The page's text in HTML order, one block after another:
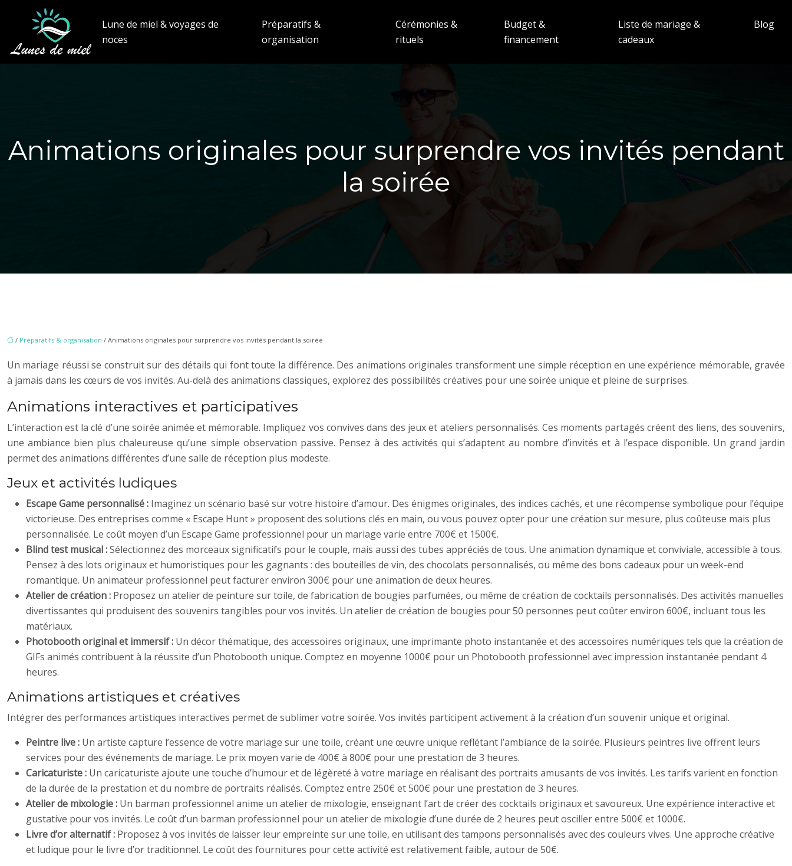
Lune de miel & voyages de
noces
Préparatifs &
organisation
Cérémonies &
rituels
Budget &
financement
Liste de mariage &
cadeaux
Blog
Animations originales pour surprendre vos invités pendant
la soirée
/ Préparatifs & organisation / Animations originales pour surprendre vos invités pendant la soirée
Un mariage réussi se construit sur des détails qui font toute la différence. Des animations originales transforment une simple réception en une expérience mémorable, gravée
à jamais dans les cœurs de vos invités. Au-delà des animations classiques, explorez des possibilités créatives pour une soirée unique et pleine de surprises.
Animations interactives et participatives
L’interaction est la clé d’une soirée animée et mémorable. Impliquez vos convives dans des jeux et ateliers personnalisés. Ces moments partagés créent des liens, des souvenirs,
une ambiance bien plus chaleureuse qu’une simple observation passive. Pensez à des activités qui s’adaptent au nombre d’invités et à l’espace disponible. Un grand jardin
permet des animations différentes d’une salle de réception plus modeste.
Jeux et activités ludiques
Escape Game personnalisé : Imaginez un scénario basé sur votre histoire d’amour. Des énigmes originales, des indices cachés, et une récompense symbolique pour l’équipe
victorieuse. Des entreprises comme « Escape Hunt » proposent des solutions clés en main, ou vous pouvez opter pour une création sur mesure, plus coûteuse mais plus
personnalisée. Le coût moyen d’un Escape Game professionnel pour un mariage varie entre 700€ et 1500€.
Blind test musical :Sélectionnez des morceaux significatifs pour le couple, mais aussi des tubes appréciés de tous. Une animation dynamique et conviviale, accessible à tous.
Pensez à des lots originaux et humoristiques pour les gagnants : des bouteilles de vin, des chocolats personnalisés, ou même des bons cadeaux pour un week-end
romantique. Un animateur professionnel peut facturer environ 300€ pour une animation de deux heures.
Atelier de création : Proposez un atelier de peinture sur toile, de fabrication de bougies parfumées, ou même de création de cocktails personnalisés. Des activités manuelles
divertissantes qui produisent des souvenirs tangibles pour vos invités. Un atelier de création de bougies pour 50 personnes peut coûter environ 600€, incluant tous les
matériaux.
Photobooth original et immersif : Un décor thématique, des accessoires originaux, une imprimante photo instantanée et des accessoires numériques tels que la création de
GIFs animés contribuent à la réussite d’un Photobooth unique. Comptez en moyenne 1000€ pour un Photobooth professionnel avec impression instantanée pendant 4
heures.
Animations artistiques et créatives
Intégrer des performances artistiques interactives permet de sublimer votre soirée. Vos invités participent activement à la création d’un souvenir unique et original.
Peintre live : Un artiste capture l’essence de votre mariage sur une toile, créant une œuvre unique reflétant l’ambiance de la soirée. Plusieurs peintres live offrent leurs
services pour des événements de mariage. Le prix moyen varie de 400€ à 800€ pour une prestation de 3 heures.
Caricaturiste : Un caricaturiste ajoute une touche d’humour et de légèreté à votre mariage en réalisant des portraits amusants de vos invités. Les tarifs varient en fonction
de la durée de la prestation et du nombre de portraits réalisés. Comptez entre 250€ et 500€ pour une prestation de 3 heures.
Atelier de mixologie : Un barman professionnel anime un atelier de mixologie, enseignant l’art de créer des cocktails originaux et savoureux. Une expérience interactive et
gustative pour vos invités. Le coût d’un barman professionnel pour un atelier de mixologie d’une durée de 2 heures peut osciller entre 500€ et 1000€.
Livre d’or alternatif : Proposez à vos invités de laisser leur empreinte sur une toile, en utilisant des tampons personnalisés avec des couleurs vives. Une approche créative
et ludique pour le livre d’or traditionnel. Le coût des fournitures pour cette activité est relativement faible, autour de 50€.